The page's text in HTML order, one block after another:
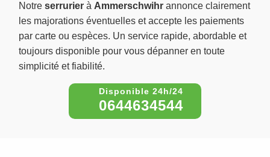
Notre serrurier à Ammerschwihr annonce clairement
les majorations éventuelles et accepte les paiements
par carte ou espèces. Un service rapide, abordable et
toujours disponible pour vous dépanner en toute
simplicité et fiabilité.
0644634544